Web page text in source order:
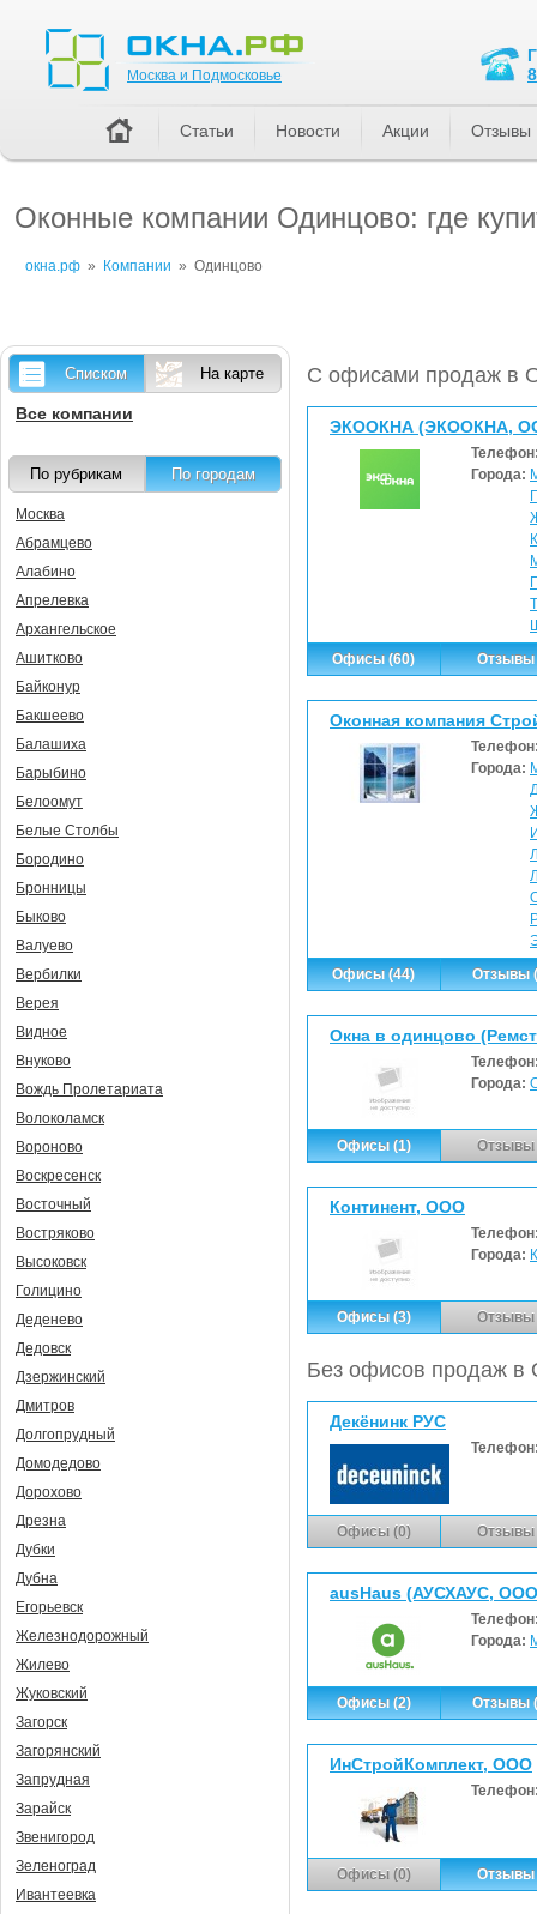
Оконные компании Одинцово: где
окна.рф » Компании » Одинцово
С офисами продаж в
ЭКООКНА (ЭКООКНА,
Города:
Офисы (60)
Отзывы
Оконная компания
Города:
Офисы (44)
Отзывы
Окна в одинцово
Города:
Офисы (1) Отзывы
Континент, ООО
Города:
Офисы (3) Отзывы
Без офисов продаж в
Декёнинк РУС
Офисы (0) Отзывы
ausHaus (АУСХАУС,
Города:
Офисы (2) Отзывы
ИнСтройКомплект, ООО
Офисы (0) Отзывы
Списком На карте
Все компании
По рубрикам По городам
Москва
Абрамцево
Алабино
Апрелевка
Архангельское
Ашитково
Байконур
Бакшеево
Балашиха
Барыбино
Белоомут
Белые Столбы
Бородино
Бронницы
Быково
Валуево
Вербилки
Верея
Видное
Внуково
Вождь Пролетариата
Волоколамск
Вороново
Воскресенск
Восточный
Востряково
Высоковск
Голицино
Деденево
Дедовск
Дзержинский
Дмитров
Долгопрудный
Домодедово
Дорохово
Дрезна
Дубки
Дубна
Егорьевск
Железнодорожный
Жилево
Жуковский
Загорск
Загорянский
Запрудная
Зарайск
Звенигород
Зеленоград
Ивантеевка
Москва и Подмосковье
Статьи Новости Акции Отзывы